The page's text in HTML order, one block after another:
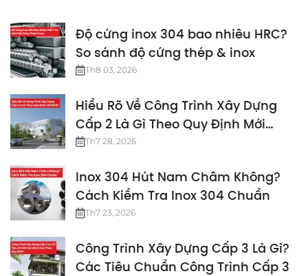
Độ cứng inox 304 bao nhiêu HRC?
So sánh độ cứng thép & inox
Th8 03, 2026
Hiểu Rõ Về Công Trình Xây Dựng
Cấp 2 Là Gì Theo Quy Định Mới
Nhất
Th7 28, 2026
Inox 304 Hút Nam Châm Không?
Cách Kiểm Tra Inox 304 Chuẩn
Th7 23, 2026
Công Trình Xây Dựng Cấp 3 Là Gì?
Các Tiêu Chuẩn Công Trình Cấp 3